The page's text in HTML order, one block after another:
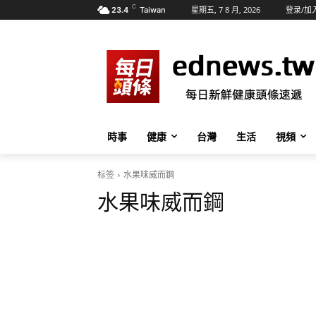
23.4 C Taiwan 星期五, 7 8 月, 2026 登录/加
時事 健康 台灣 生活 視頻
标签 水果味威而鋼
水果味威而鋼